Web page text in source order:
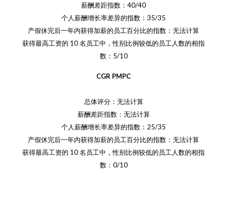
薪酬差距指数：40/40
个人薪酬增长率差异的指数：35/35
产假休完后一年内获得加薪的员工百分比的指数：无法计算
获得最高工资的 10 名员工中，性别比例较低的员工人数的相指
数：5/10
CGR PMPC
总体评分：无法计算
薪酬差距指数：无法计算
个人薪酬增长率差异的指数：25/35
产假休完后一年内获得加薪的员工百分比的指数：无法计算
获得最高工资的 10 名员工中，性别比例较低的员工人数的相指
数：0/10